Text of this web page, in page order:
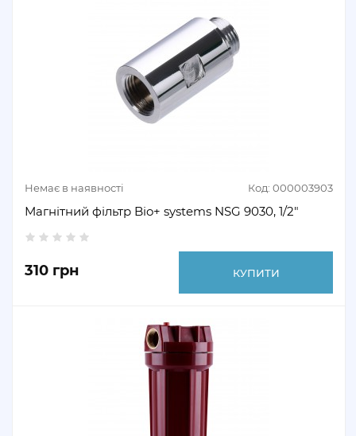
Немає в наявності Код: 000003903
Магнітний фільтр Bio+ systems NSG 9030, 1/2"
310 грн КУПИТИ